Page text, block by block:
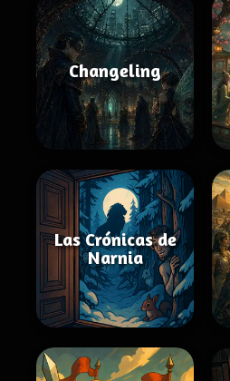
Changeling
Las Crónicas de
Narnia